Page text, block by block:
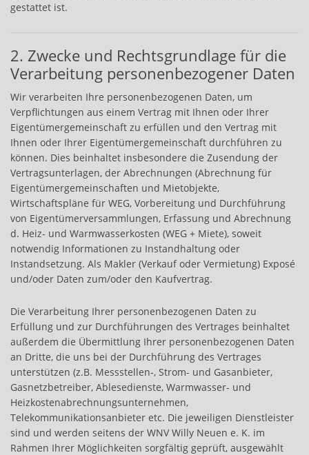
gestattet ist.
2. Zwecke und Rechtsgrundlage für die
Verarbeitung personenbezogener Daten
Wir verarbeiten Ihre personenbezogenen Daten, um
Verpflichtungen aus einem Vertrag mit Ihnen oder Ihrer
Eigentümergemeinschaft zu erfüllen und den Vertrag mit
Ihnen oder Ihrer Eigentümergemeinschaft durchführen zu
können. Dies beinhaltet insbesondere die Zusendung der
Vertragsunterlagen, der Abrechnungen (Abrechnung für
Eigentümergemeinschaften und Mietobjekte,
Wirtschaftspläne für WEG, Vorbereitung und Durchführung
von Eigentümerversammlungen, Erfassung und Abrechnung
d. Heiz- und Warmwasserkosten (WEG + Miete), soweit
notwendig Informationen zu Instandhaltung oder
Instandsetzung. Als Makler (Verkauf oder Vermietung) Exposé
und/oder Daten zum/oder den Kaufvertrag.
Die Verarbeitung Ihrer personenbezogenen Daten zu
Erfüllung und zur Durchführungen des Vertrages beinhaltet
außerdem die Übermittlung Ihrer personenbezogenen Daten
an Dritte, die uns bei der Durchführung des Vertrages
unterstützen (z.B. Messstellen-, Strom- und Gasanbieter,
Gasnetzbetreiber, Ablesedienste, Warmwasser- und
Heizkostenabrechnungsunternehmen,
Telekommunikationsanbieter etc. Die jeweiligen Dienstleister
sind und werden seitens der WNV Willy Neuen e. K. im
Rahmen Ihrer Möglichkeiten sorgfältig geprüft, ausgewählt